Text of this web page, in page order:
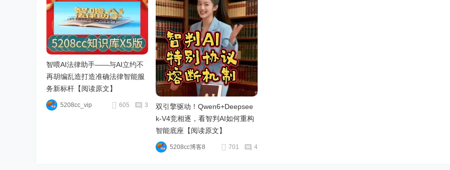
智喂AI法律助手——与AI立约不
再胡编乱造打造准确法律智能服
务新标杆【阅读原文】
3
605
5208cc_vip
双引擎驱动！Qwen6+Deepsee
k‑V4竞相逐，看智判AI如何重构
智能底座【阅读原文】
4
701
5208cc博客8